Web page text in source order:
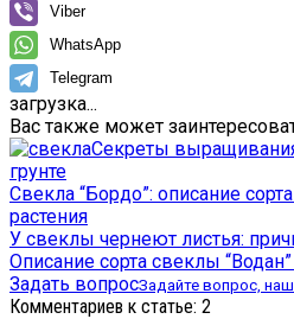
Viber
WhatsApp
Telegram
загрузка...
Вас также может
Секреты
грунте
Свекла “Бордо”: описание
растения
У свеклы чернеют листья:
Описание сорта свеклы
Задать вопросЗадайте вопрос,
Комментариев к статье: 2